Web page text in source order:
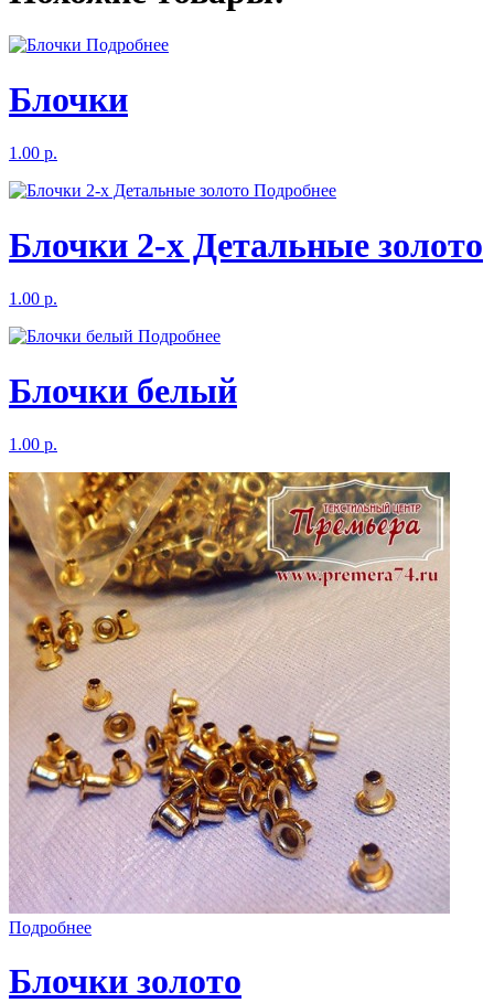
Подробнее
Блочки
1.00 р.
Подробнее
Блочки 2-х Детальные золото
1.00 р.
Подробнее
Блочки белый
1.00 р.
Подробнее
Блочки золото